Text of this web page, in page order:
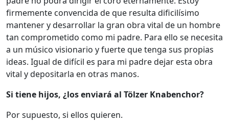
firmemente convencida de que resulta dificilísimo
mantener y desarrollar la gran obra vital de un hombre
tan comprometido como mi padre. Para ello se necesita
a un músico visionario y fuerte que tenga sus propias
ideas. Igual de difícil es para mi padre dejar esta obra
vital y depositarla en otras manos.
Si tiene hijos, ¿los enviará al Tölzer Knabenchor?
Por supuesto, si ellos quieren.